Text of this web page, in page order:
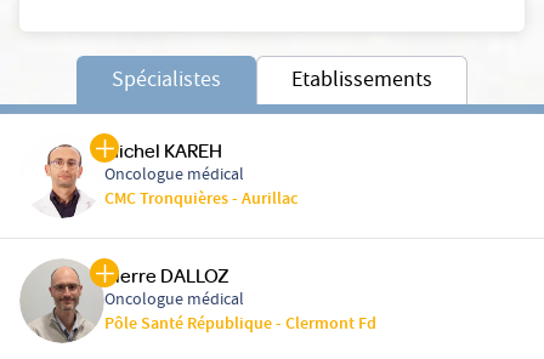
Spécialistes Etablissements
Michel KAREH
Oncologue médical
CMC Tronquières - Aurillac
Pierre DALLOZ
Oncologue médical
Pôle Santé République - Clermont Fd